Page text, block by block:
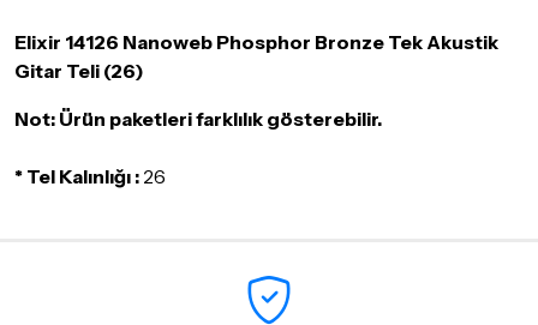
eksiksiz olması gerekmektedir. Satın almış olduğunuz ürünü
göndermeden önce mutlaka
İade ve değişim koşulları, ürün kategorilerine göre farklılık
iade/değişim şartlarını kontrol ettiğinizden emin olun.
Elixir 14126 Nanoweb Phosphor Bronze Tek Akustik
Gitar Teli (26)
Not: Ürün paketleri farklılık gösterebilir.
* Tel Kalınlığı : 26